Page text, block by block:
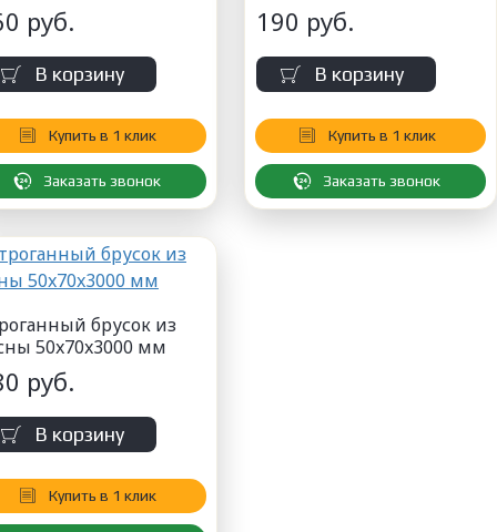
руб.
В корзину
Купить в 1 клик
Заказать звонок
190 руб.
В корзину
Купить в 1 клик
Заказать звонок
брусок из
50x70x3000 мм
руб.
В корзину
Купить в 1 клик